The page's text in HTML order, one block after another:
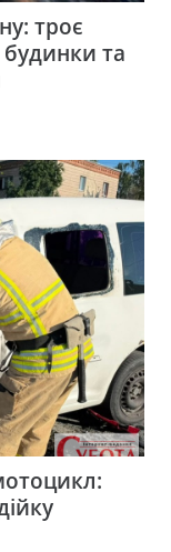
троє
та